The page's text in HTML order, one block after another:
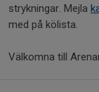
strykningar. Mejla
med på kölista.
Välkomna till